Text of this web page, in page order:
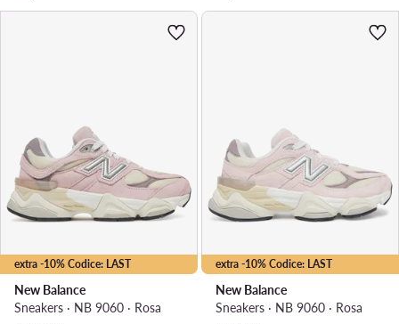
extra -10% Codice: LAST
New Balance
Sneakers · NB 9060 · Rosa
extra -10% Codice: LAST
New Balance
Sneakers · NB 9060 · Rosa